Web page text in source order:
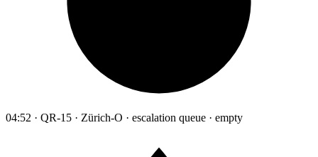
04:52 · QR-15 · Zürich-O · escalation queue · empty